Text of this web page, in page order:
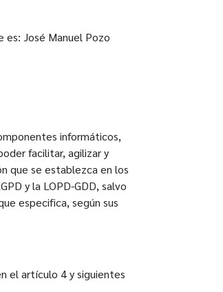
José Manuel Pozo
informáticos,
facilitar, agilizar y
que se establezca en los
y la LOPD-GDD, salvo
especifica, según sus
el artículo 4 y siguientes